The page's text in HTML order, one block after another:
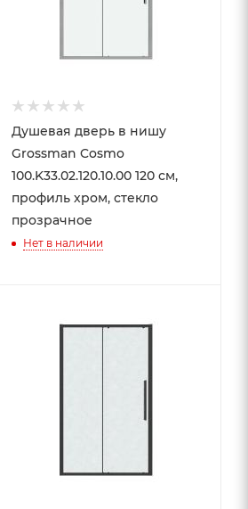
Душевая дверь в нишу
Grossman Cosmo
100.K33.02.120.10.00 120 см,
профиль хром, стекло
прозрачное
Нет в наличии